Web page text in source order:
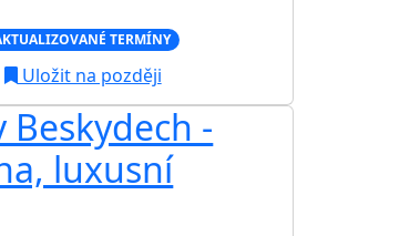
TERMÍNY
Uložit na později
Beskydech -
luxusní